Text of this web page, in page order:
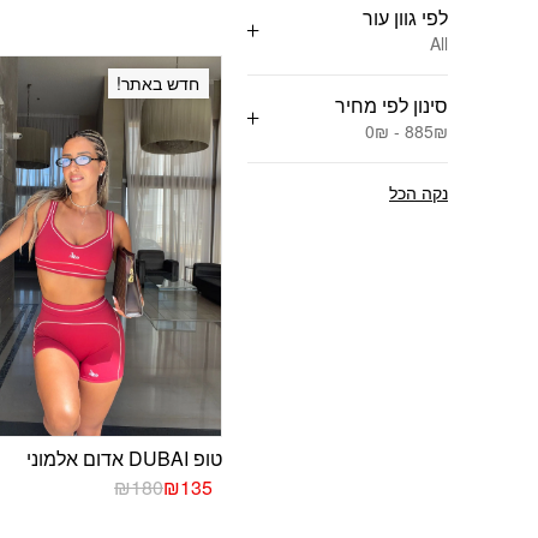
לפי גוון עור
All
סינון לפי מחיר
0₪ - 885₪
נקה הכל
חדש באתר!
טופ DUBAI אדום אלמוני
₪180 המחיר₪135
המחיר